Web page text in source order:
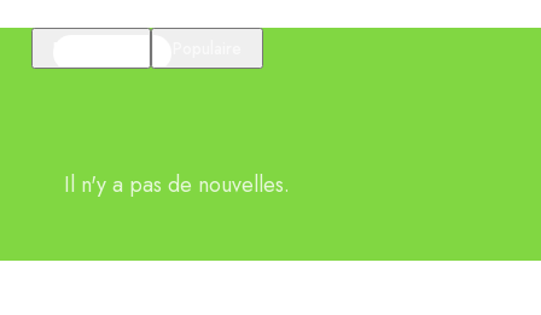
Il n'y a pas de nouvelles.